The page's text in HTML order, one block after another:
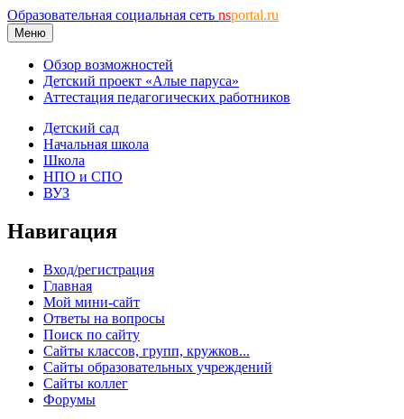
Образовательная социальная сеть nsportal.ru
Меню
Обзор возможностей
Детский проект «Алые паруса»
Аттестация педагогических работников
Детский сад
Начальная школа
Школа
НПО и СПО
ВУЗ
Навигация
Вход/регистрация
Главная
Мой мини-сайт
Ответы на вопросы
Поиск по сайту
Сайты классов, групп, кружков...
Сайты образовательных учреждений
Сайты коллег
Форумы